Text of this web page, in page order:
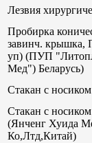
Лезвия
Пробирка
завинч. крышка,
уп) (ПУП
Мед") Беларусь)
Стакан с
Стакан с
(Янченг Хуида
Ко,Лтд,Китай)